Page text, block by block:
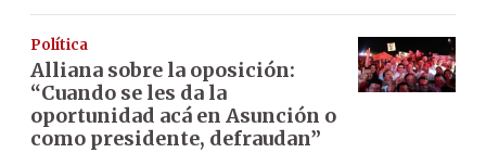
Política
Alliana sobre la oposición:
“Cuando se les da la
oportunidad acá en Asunción o
como presidente, defraudan”